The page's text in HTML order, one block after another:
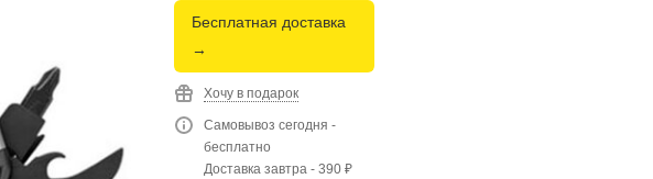
Бесплатная доставка
→
Хочу в подарок
Самовывоз сегодня -
бесплатно
Доставка завтра - 390 ₽